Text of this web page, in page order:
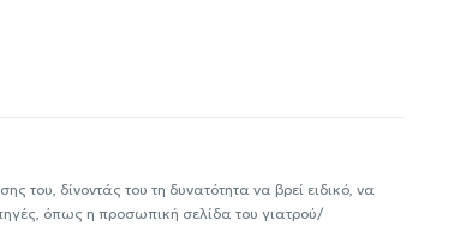
του, δίνοντάς του τη δυνατότητα να βρεί ειδικό, να
όπως η προσωπική σελίδα του γιατρού/